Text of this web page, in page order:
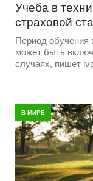
Учеба в
страховой
Период обучения
может быть
случаях, пишет
В МИРЕ